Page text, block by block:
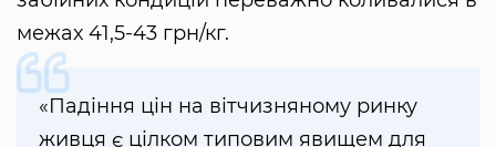
межах 41,5-43 грн/кг.
«Падіння цін на вітчизняному ринку
живця є цілком типовим явищем для